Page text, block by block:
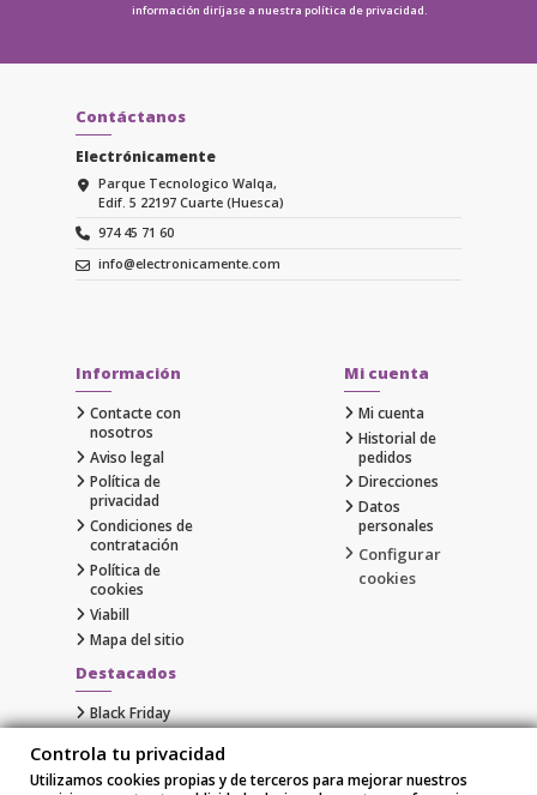
información diríjase a nuestra política de privacidad.
Contáctanos
Electrónicamente
Parque Tecnologico Walqa,
Edif. 5 22197 Cuarte (Huesca)
974 45 71 60
info@electronicamente.com
Información
Contacte con
nosotros
Aviso legal
Política de
privacidad
Condiciones de
contratación
Política de
cookies
Viabill
Mapa del sitio
Mi cuenta
Mi cuenta
Historial de
pedidos
Direcciones
Datos
personales
Configurar
cookies
Destacados
Black Friday
Gaming
Comprar Apple al Mejor Precio
Controla tu privacidad
Utilizamos cookies propias y de terceros para mejorar nuestros